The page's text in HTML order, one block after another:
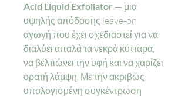
Acid Liquid Exfoliator — μια
υψηλής απόδοσης leave-on
αγωγή που έχει σχεδιαστεί για να
διαλύει απαλά τα νεκρά κύτταρα,
να βελτιώνει την υφή και να χαρίζει
ορατή λάμψη. Με την ακριβώς
υπολογισμένη συγκέντρωση